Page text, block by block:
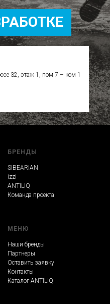
32, этаж 1, пом 7 – ком 1
БРЕНДЫ
SIBEARIAN
izzi
ANTILIQ
Команда проекта
МЕНЮ
Наши бренды
Партнеры
Оставить заявку
Контакты
Каталог ANTILIQ